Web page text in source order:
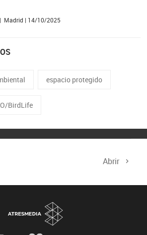
| Madrid | 14/10/2025
espacio protegido
BirdLife
Abrir
Cambio Climático